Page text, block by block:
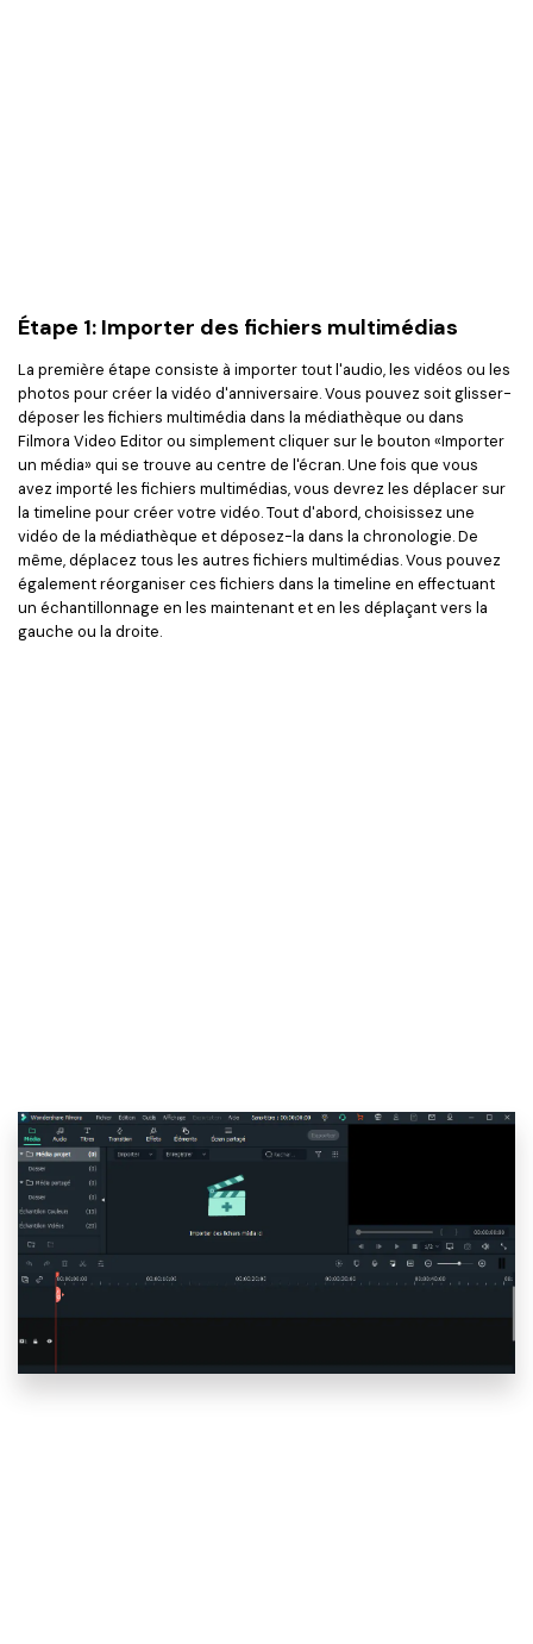
Étape 1: Importer des fichiers multimédias
La première étape consiste à importer tout l'audio, les vidéos ou les
photos pour créer la vidéo d'anniversaire. Vous pouvez soit glisser-
déposer les fichiers multimédia dans la médiathèque ou dans
Filmora Video Editor ou simplement cliquer sur le bouton «Importer
un média» qui se trouve au centre de l'écran. Une fois que vous
avez importé les fichiers multimédias, vous devrez les déplacer sur
la timeline pour créer votre vidéo. Tout d'abord, choisissez une
vidéo de la médiathèque et déposez-la dans la chronologie. De
même, déplacez tous les autres fichiers multimédias. Vous pouvez
également réorganiser ces fichiers dans la timeline en effectuant
un échantillonnage en les maintenant et en les déplaçant vers la
gauche ou la droite.